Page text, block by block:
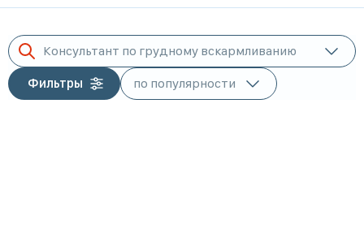
Консультант по грудному вскармливанию
Фильтры